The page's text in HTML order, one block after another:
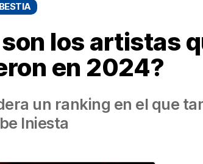
los artistas
en 2024?
un ranking en el que
Iniesta